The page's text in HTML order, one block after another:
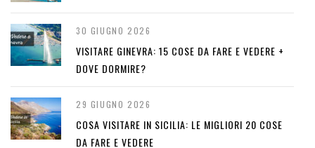
30 GIUGNO 2026
VISITARE GINEVRA: 15 COSE DA FARE E VEDERE +
DOVE DORMIRE?
29 GIUGNO 2026
COSA VISITARE IN SICILIA: LE MIGLIORI 20 COSE
DA FARE E VEDERE